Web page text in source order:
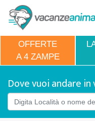
OFFERTE
A 4 ZAMPE
Dove vuoi andare in